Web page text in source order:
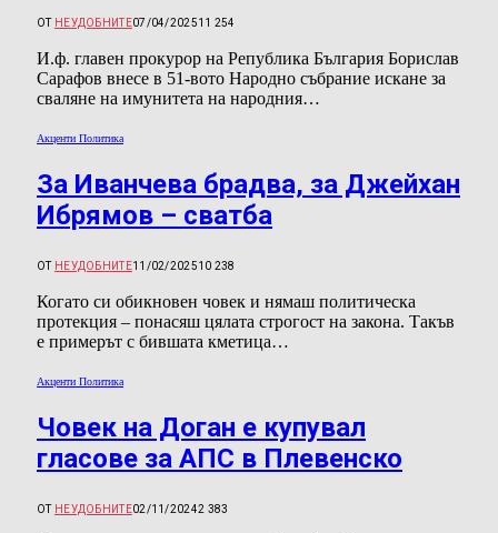
ОТ НЕУДОБНИТЕ07/04/202511 254
И.ф. главен прокурор на Република България Борислав
Сарафов внесе в 51-вото Народно събрание исканe за
сваляне на имунитета на народния…
Акценти Политика
За Иванчева брадва, за Джейхан
Ибрямов – сватба
ОТ НЕУДОБНИТЕ11/02/202510 238
Когато си обикновен човек и нямаш политическа
протекция – понасяш цялата строгост на закона. Такъв
е примерът с бившата кметица…
Акценти Политика
Човек на Доган е купувал
гласове за АПС в Плевенско
ОТ НЕУДОБНИТЕ02/11/20242 383